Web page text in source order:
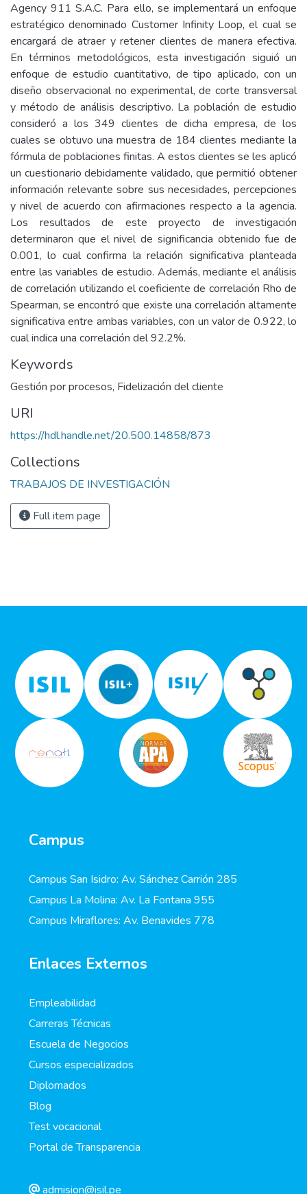
Agency 911 S.A.C. Para ello, se implementará un enfoque
estratégico denominado Customer Infinity Loop, el cual se
encargará de atraer y retener clientes de manera efectiva.
En términos metodológicos, esta investigación siguió un
enfoque de estudio cuantitativo, de tipo aplicado, con un
diseño observacional no experimental, de corte transversal
y método de análisis descriptivo. La población de estudio
consideró a los 349 clientes de dicha empresa, de los
cuales se obtuvo una muestra de 184 clientes mediante la
fórmula de poblaciones finitas. A estos clientes se les aplicó
un cuestionario debidamente validado, que permitió obtener
información relevante sobre sus necesidades, percepciones
y nivel de acuerdo con afirmaciones respecto a la agencia.
Los resultados de este proyecto de investigación
determinaron que el nivel de significancia obtenido fue de
0.001, lo cual confirma la relación significativa planteada
entre las variables de estudio. Además, mediante el análisis
de correlación utilizando el coeficiente de correlación Rho de
Spearman, se encontró que existe una correlación altamente
significativa entre ambas variables, con un valor de 0.922, lo
cual indica una correlación del 92.2%.
Keywords
Gestión por procesos, Fidelización del cliente
URI
https://hdl.handle.net/20.500.14858/873
Collections
TRABAJOS DE INVESTIGACIÓN
Full item page
Campus
Campus San Isidro: Av. Sánchez Carrión 285
Campus La Molina: Av. La Fontana 955
Campus Miraflores: Av. Benavides 778
Enlaces Externos
Empleabilidad
Carreras Técnicas
Escuela de Negocios
Cursos especializados
Diplomados
Blog
Test vocacional
Portal de Transparencia
admision@isil.pe